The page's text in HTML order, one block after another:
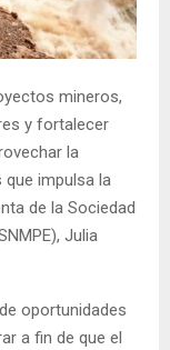
mineros,
y fortalecer
la
impulsa la
de la Sociedad
Julia
oportunidades
a fin de que el